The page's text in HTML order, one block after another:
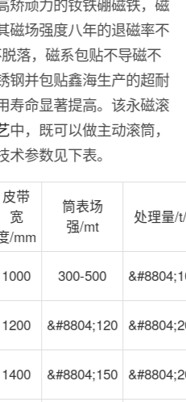
磁场强度八年的退磁率不
落，磁系包贴不导磁不
钢并包贴鑫海生产的超耐
寿命显著提高。该永磁滚
中，既可以做主动滚筒，
参数见下表。
皮带
宽
/mm
筒表场
强/mt
处理量/
1000 300-500
1200 &#8804;120
1400 &#8804;150